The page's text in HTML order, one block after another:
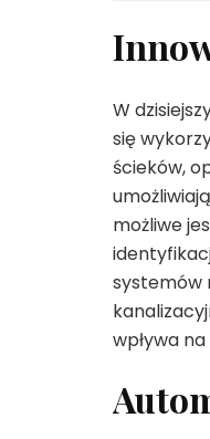
W
się
ścieków,
możliwe
systemów
wpływa